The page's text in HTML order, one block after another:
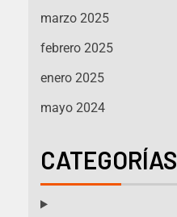
marzo 2025
febrero 2025
enero 2025
mayo 2024
CATEGORÍAS